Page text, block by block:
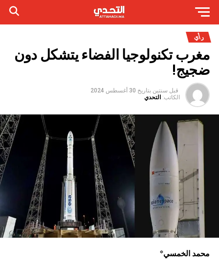
رأي
مغرب تكنولوجيا الفضاء يتشكل دون
ضجيج!
قبل سنتين بتاريخ 30 أغسطس 2024
الكاتب: التحدي
محمد الخمسي*